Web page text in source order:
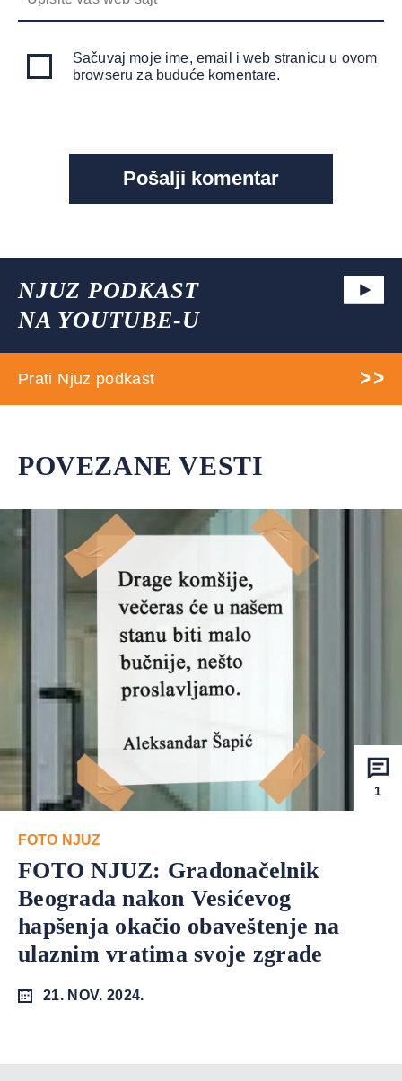
Sačuvaj moje ime, email i web stranicu u ovom
browseru za buduće komentare.
NJUZ PODKAST
NA YOUTUBE-U
Prati Njuz podkast
POVEZANE VESTI
1
FOTO NJUZ
FOTO NJUZ: Gradonačelnik
Beograda nakon Vesićevog
hapšenja okačio obaveštenje na
ulaznim vratima svoje zgrade
21. NOV. 2024.